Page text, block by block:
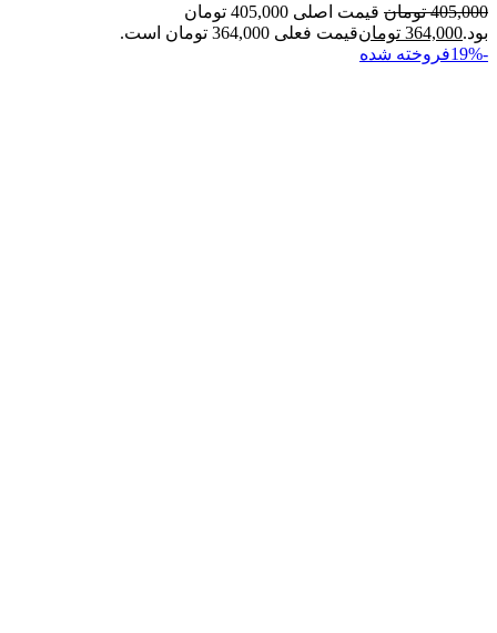
405,000 تومان
قیمت اصلی 405,000 تومان
بود.364,000 تومانقیمت فعلی 364,000 تومان است.
-19%
فروخته شده